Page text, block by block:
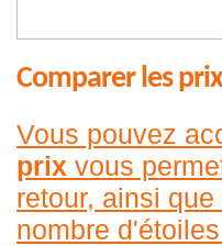
Comparer les
Vous pouvez
prix vous
retour, ainsi
nombre